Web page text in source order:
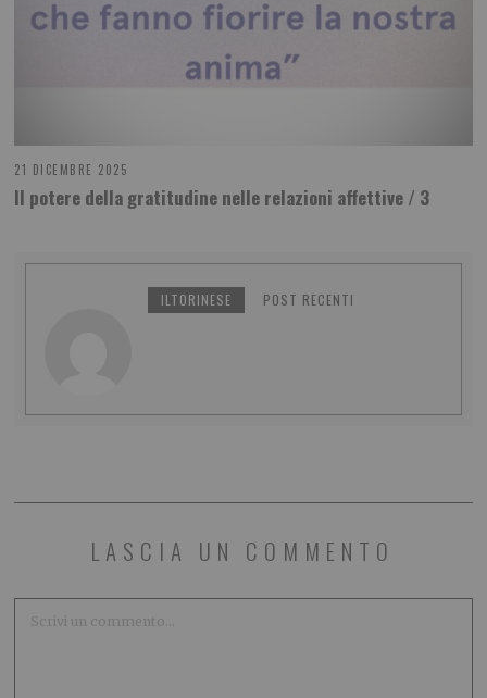
21 DICEMBRE 2025
Il potere della gratitudine nelle relazioni affettive / 3
ILTORINESE POST RECENTI
LASCIA UN COMMENTO